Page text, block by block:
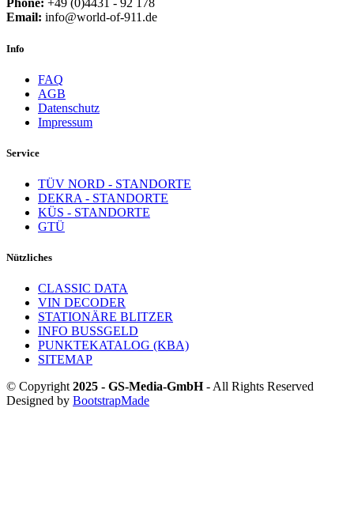
Phone: +49 (0)4431 - 92 178
Email: info@world-of-911.de
Info
FAQ
AGB
Datenschutz
Impressum
Service
TÜV NORD - STANDORTE
DEKRA - STANDORTE
KÜS - STANDORTE
GTÜ
Nützliches
CLASSIC DATA
VIN DECODER
STATIONÄRE BLITZER
INFO BUSSGELD
PUNKTEKATALOG (KBA)
SITEMAP
© Copyright2025 - GS-Media-GmbH- All Rights Reserved
Designed by BootstrapMade